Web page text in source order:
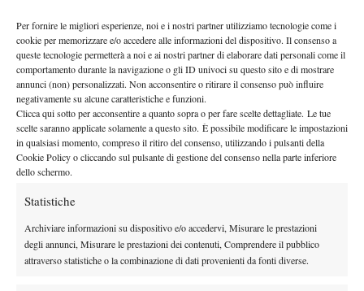
Per fornire le migliori esperienze, noi e i nostri partner utilizziamo tecnologie come i
cookie per memorizzare e/o accedere alle informazioni del dispositivo. Il consenso a
queste tecnologie permetterà a noi e ai nostri partner di elaborare dati personali come il
comportamento durante la navigazione o gli ID univoci su questo sito e di mostrare
annunci (non) personalizzati. Non acconsentire o ritirare il consenso può influire
negativamente su alcune caratteristiche e funzioni.
Clicca qui sotto per acconsentire a quanto sopra o per fare scelte dettagliate. Le tue
scelte saranno applicate solamente a questo sito. È possibile modificare le impostazioni
in qualsiasi momento, compreso il ritiro del consenso, utilizzando i pulsanti della
Cookie Policy o cliccando sul pulsante di gestione del consenso nella parte inferiore
dello schermo.
Statistiche
Archiviare informazioni su dispositivo e/o accedervi, Misurare le prestazioni
degli annunci, Misurare le prestazioni dei contenuti, Comprendere il pubblico
attraverso statistiche o la combinazione di dati provenienti da fonti diverse.
Nessun commento
Devi essereconnessoper inviare un commento.
Masters 1000 Montreal 2026: programma,
orario e ordine di gioco venerdì 7 agosto.
Arnaldi apre sul Centrale